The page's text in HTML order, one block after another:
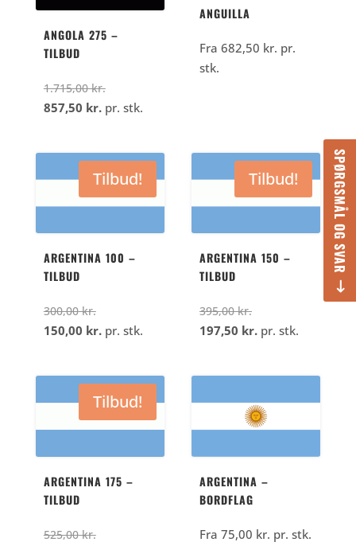
SPØRGSMÅL OG SVAR
ANGOLA 275 –
TILBUD
1.715,00kr.Den
oprindelige
kr..
857,50 kr.Den
857,50
kr..
pr. stk.
ANGUILLA
Fra682,50 kr. pr.
stk.
Tilbud!
ARGENTINA 100 –
TILBUD
300,00kr.Den
oprindelige
kr..
150,00 kr.Den
150,00
kr..
pr. stk.
Tilbud!
ARGENTINA 150 –
TILBUD
395,00kr.Den
oprindelige
kr..
197,50 kr.Den
197,50
kr..
pr. stk.
Tilbud!
ARGENTINA 175 –
TILBUD
525,00kr.Den
ARGENTINA –
BORDFLAG
Fra75,00 kr. pr. stk.